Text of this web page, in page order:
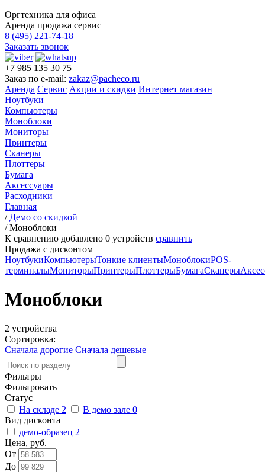
Оргтехника для офиса
Аренда продажа сервис
8 (495) 221-74-18
Заказать звонок
+7 985 135 30 75
Заказ по e-mail: zakaz@pacheco.ru
Аренда Сервис Акции и скидки Интернет магазин
Ноутбуки
Компьютеры
Моноблоки
Мониторы
Принтеры
Сканеры
Плоттеры
Бумага
Аксессуары
Расходники
Главная
/ Демо со скидкой
/Моноблоки
К сравнению добавлено 0 устройств сравнить
Продажа с дисконтом
НоутбукиКомпьютерыТонкие клиентыМоноблокиPOS-
терминалыМониторыПринтерыПлоттерыБумагаСканеры
Моноблоки
2 устройства
Сортировка:
Сначала дорогие Сначала дешевые
Фильтры
Фильтровать
Статус
На складе 2 В демо зале 0
Вид дисконта
демо-образец 2
Цена, руб.
От
До